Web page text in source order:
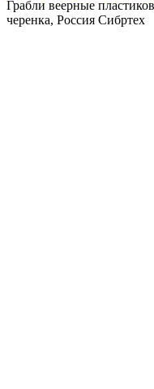
Грабли веерные
черенка, Россия Сибртех